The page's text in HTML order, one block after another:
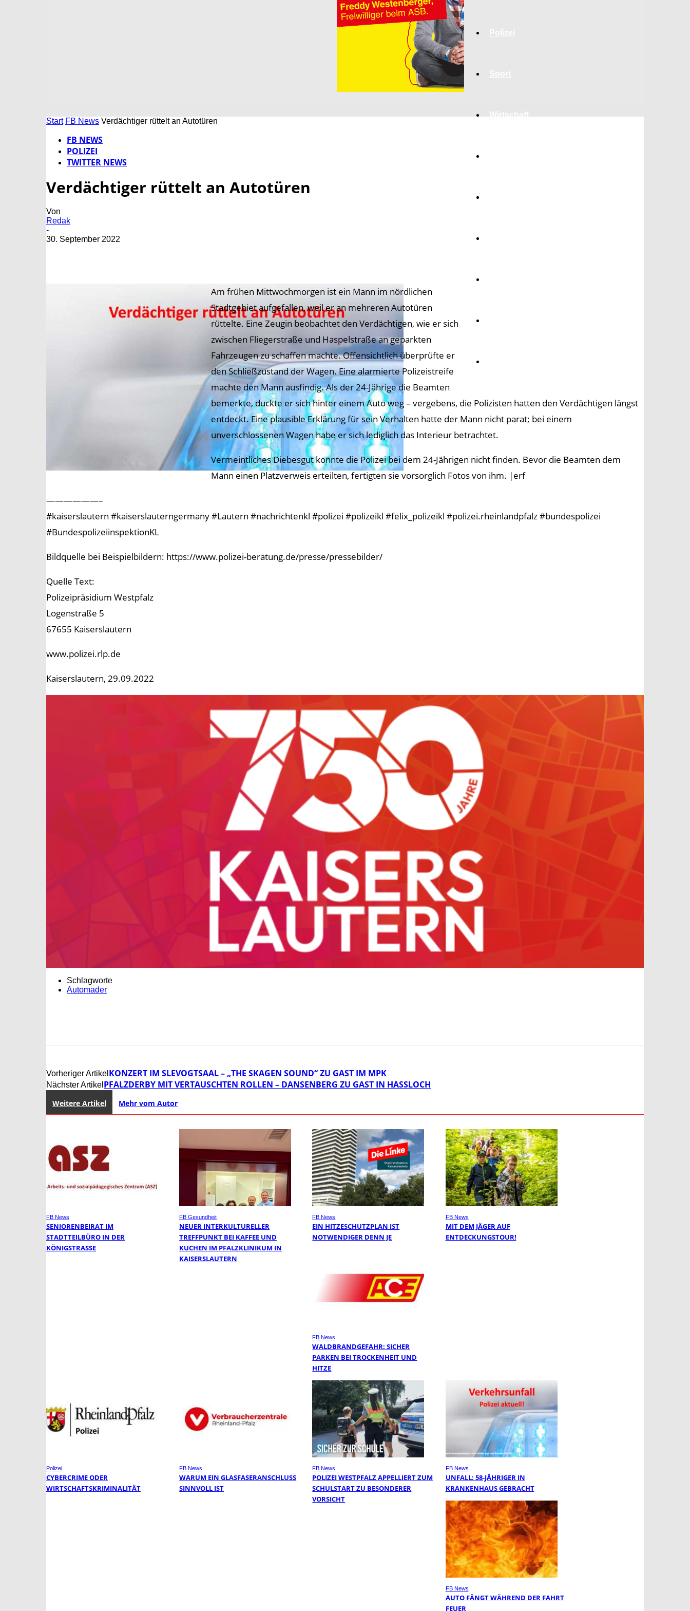
Wirtschaft
Start FB News Verdächtiger rüttelt an Autotüren
FB NEWS
POLIZEI
TWITTER NEWS
Verdächtiger rüttelt an Autotüren
Von
Redak
-
30. September 2022
Am frühen Mittwochmorgen ist ein Mann im nördlichen
Stadtgebiet aufgefallen, weil er an mehreren Autotüren
rüttelte. Eine Zeugin beobachtet den Verdächtigen, wie er sich
zwischen Fliegerstraße und Haspelstraße an geparkten
Fahrzeugen zu schaffen machte. Offensichtlich überprüfte er
den Schließzustand der Wagen. Eine alarmierte Polizeistreife
machte den Mann ausfindig. Als der 24-Jährige die Beamten
bemerkte, duckte er sich hinter einem Auto weg – vergebens, die Polizisten hatten den Verdächtigen längst
entdeckt. Eine plausible Erklärung für sein Verhalten hatte der Mann nicht parat; bei einem
unverschlossenen Wagen habe er sich lediglich das Interieur betrachtet.
Vermeintliches Diebesgut konnte die Polizei bei dem 24-Jährigen nicht finden. Bevor die Beamten dem
Mann einen Platzverweis erteilten, fertigten sie vorsorglich Fotos von ihm. |erf
——————–
#kaiserslautern #kaiserslauterngermany #Lautern #nachrichtenkl #polizei #polizeikl #felix_polizeikl #polizei.rheinlandpfalz #bundespolizei
#BundespolizeiinspektionKL
Bildquelle bei Beispielbildern: https://www.polizei-beratung.de/presse/pressebilder/
Quelle Text:
Polizeipräsidium Westpfalz
Logenstraße 5
67655 Kaiserslautern
www.polizei.rlp.de
Kaiserslautern, 29.09.2022
Schlagworte
Automader
Vorheriger Artikel KONZERT IM SLEVOGTSAAL – „THE SKAGEN SOUND“ ZU GAST IM MPK
Nächster Artikel PFALZDERBY MIT VERTAUSCHTEN ROLLEN – DANSENBERG ZU GAST IN HASSLOCH
Weitere Artikel Mehr vom Autor
FB News
SENIORENBEIRAT IM
STADTTEILBÜRO IN DER
KÖNIGSTRASSE
FB Gesundheit
NEUER INTERKULTURELLER
TREFFPUNKT BEI KAFFEE UND
KUCHEN IM PFALZKLINIKUM IN
KAISERSLAUTERN
FB News
EIN HITZESCHUTZPLAN IST
NOTWENDIGER DENN JE
FB News
MIT DEM JÄGER AUF
ENTDECKUNGSTOUR!
FB News
WALDBRANDGEFAHR: SICHER
PARKEN BEI TROCKENHEIT UND
HITZE
Polizei
CYBERCRIME ODER
WIRTSCHAFTSKRIMINALITÄT
FB News
WARUM EIN GLASFASERANSCHLUSS
SINNVOLL IST
FB News
POLIZEI WESTPFALZ APPELLIERT ZUM
SCHULSTART ZU BESONDERER
VORSICHT
FB News
UNFALL: 58-JÄHRIGER IN
KRANKENHAUS GEBRACHT
FB News
AUTO FÄNGT WÄHREND DER FAHRT
FEUER